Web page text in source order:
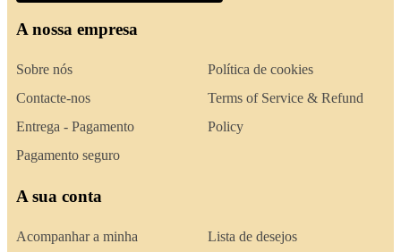
A nossa empresa
Sobre nós
Contacte-nos
Entrega - Pagamento
Pagamento seguro
Política de cookies
Terms of Service & Refund
Policy
A sua conta
Acompanhar a minha
Lista de desejos